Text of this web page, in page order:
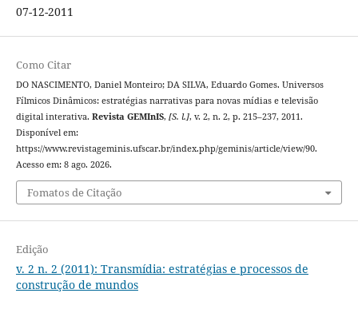
07-12-2011
Como Citar
DO NASCIMENTO, Daniel Monteiro; DA SILVA, Eduardo Gomes. Universos
Fílmicos Dinâmicos: estratégias narrativas para novas mídias e televisão
digital interativa. Revista GEMInIS, [S. l.], v. 2, n. 2, p. 215–237, 2011.
Disponível em:
https://www.revistageminis.ufscar.br/index.php/geminis/article/view/90.
Acesso em: 8 ago. 2026.
Fomatos de Citação
Edição
v. 2 n. 2 (2011): Transmídia: estratégias e processos de
construção de mundos